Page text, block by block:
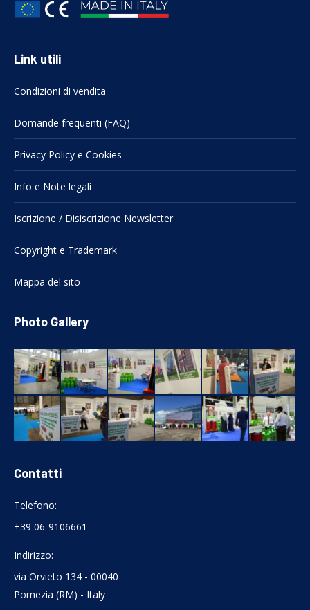
Link utili
Condizioni di vendita
Domande frequenti (FAQ)
Privacy Policy e Cookies
Info e Note legali
Iscrizione / Disiscrizione Newsletter
Copyright e Trademark
Mappa del sito
Photo Gallery
Contatti
Telefono:
+39 06-9106661
Indirizzo:
via Orvieto 134 - 00040
Pomezia (RM) - Italy